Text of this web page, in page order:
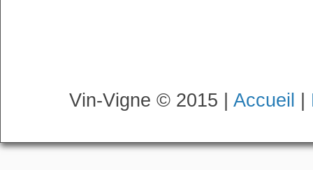
Vin-Vigne © 2015 | Accueil